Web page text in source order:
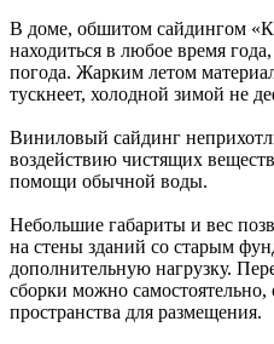
В доме, обшитом сайдингом
находиться в любое время
погода. Жарким летом
тускнеет, холодной зимой не
Виниловый сайдинг
воздействию чистящих
помощи обычной воды.
Небольшие габариты и вес
на стены зданий со старым
дополнительную нагрузку.
сборки можно самостоятельно,
пространства для размещения.